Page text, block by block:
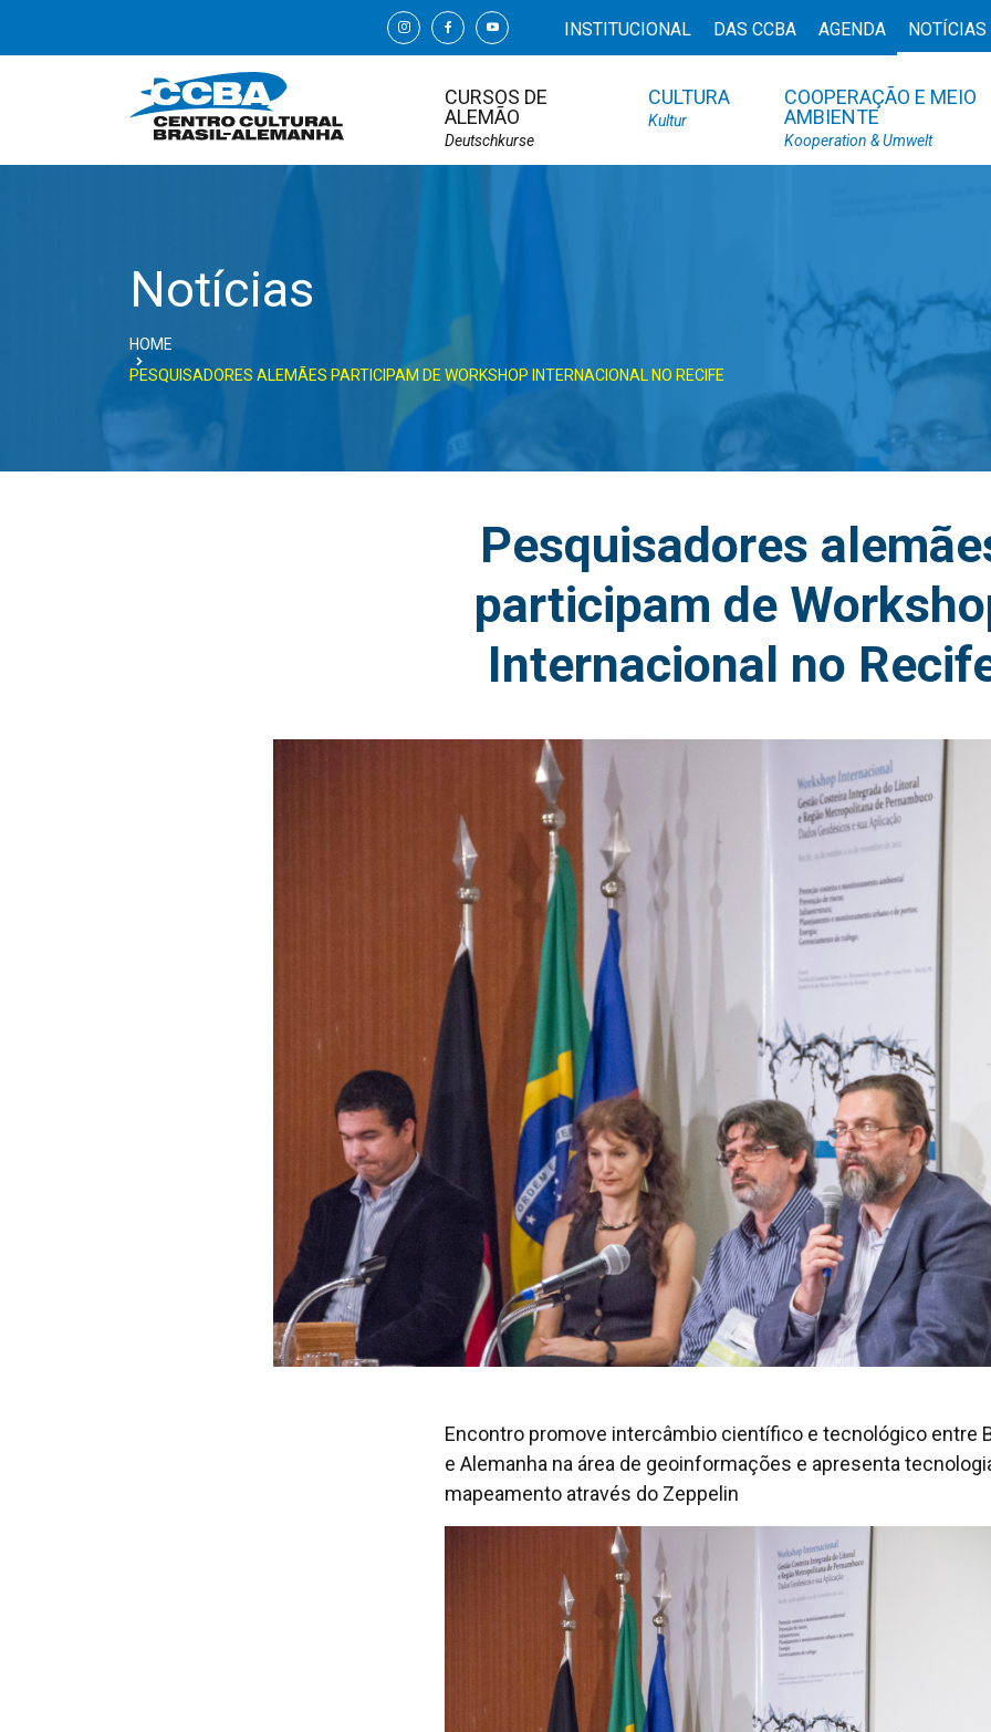
INSTITUCIONAL DAS CCBA AGENDA NOTÍCIAS
CURSOS DE
ALEMÃO
Deutschkurse
CULTURA
Kultur
COOPERAÇÃO E MEIO
AMBIENTE
Kooperation & Umwelt
Notícias
HOME
PESQUISADORES ALEMÃES PARTICIPAM DE WORKSHOP INTERNACIONAL NO RECIFE
Pesquisadores
participam de
Internacional no
Encontro promove intercâmbio científico e tecnológico entre
e Alemanha na área de geoinformações e apresenta
mapeamento através do Zeppelin